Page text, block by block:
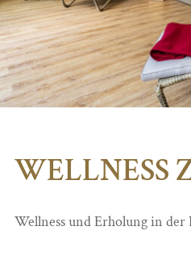
WELLNESS
Wellness und Erholung in